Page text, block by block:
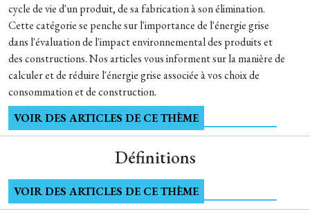
cycle de vie d'un produit, de sa fabrication à son élimination.
Cette catégorie se penche sur l'importance de l'énergie grise
dans l'évaluation de l'impact environnemental des produits et
des constructions. Nos articles vous informent sur la manière de
calculer et de réduire l'énergie grise associée à vos choix de
consommation et de construction.
VOIR DES ARTICLES DE CE THÈME
Définitions
VOIR DES ARTICLES DE CE THÈME